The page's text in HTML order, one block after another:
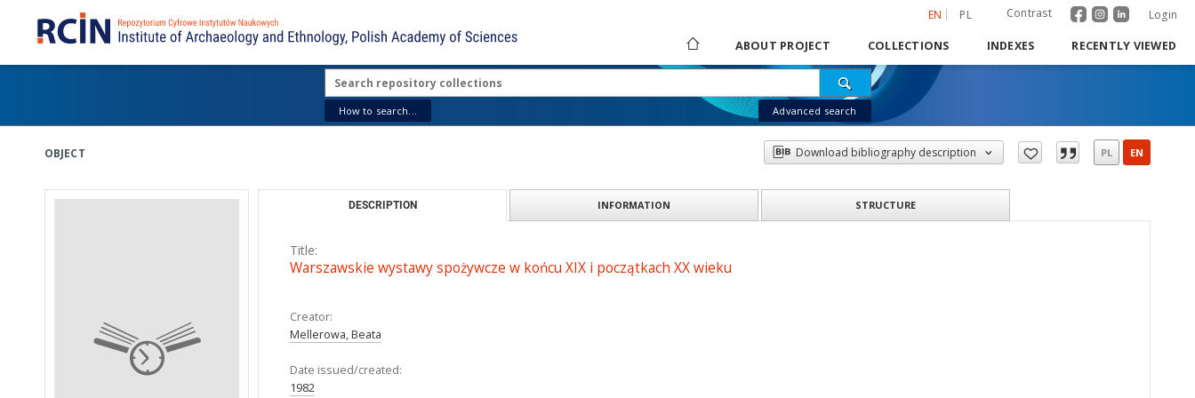
EN PL Contrast Login
ABOUT PROJECT COLLECTIONS INDEXES RECENTLY VIEWED
How to search... Advanced search
OBJECT Download bibliography description PL EN
DESCRIPTION INFORMATION STRUCTURE
Title:
Warszawskie wystawy spożywcze w końcu XIX i początkach XX wieku
Creator:
Mellerowa, Beata
Date issued/created:
1982